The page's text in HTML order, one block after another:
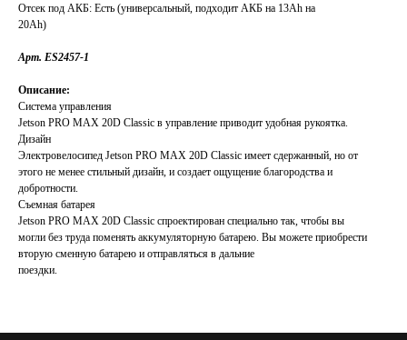
Отсек под АКБ: Есть (универсальный, подходит АКБ на 13Ah на
20Ah)
Арт. ES2457-1
Описание:
Система управления
Jetson PRO MAX 20D Classic в управление приводит удобная рукоятка.
Дизайн
Электровелосипед Jetson PRO MAX 20D Classic имеет сдержанный, но от
этого не менее стильный дизайн, и создает ощущение благородства и
добротности.
Съемная батарея
Jetson PRO MAX 20D Classic спроектирован специально так, чтобы вы
могли без труда поменять аккумуляторную батарею. Вы можете приобрести
вторую сменную батарею и отправляться в дальние
поездки.